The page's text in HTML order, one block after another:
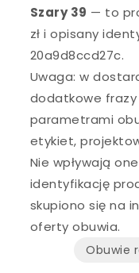
Szary 39 — to
zł i opisany
20a9d8ccd27c.
Uwaga: w
dodatkowe
parametrami
etykiet,
Nie wpływają
identyfikację
skupiono się na
oferty obuwia.
Obuwie